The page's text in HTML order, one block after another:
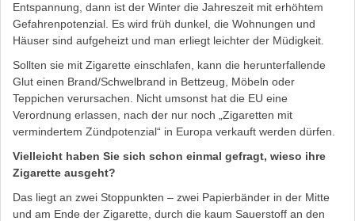
Entspannung, dann ist der Winter die Jahreszeit mit erhöhtem
Gefahrenpotenzial. Es wird früh dunkel, die Wohnungen und
Häuser sind aufgeheizt und man erliegt leichter der Müdigkeit.
Sollten sie mit Zigarette einschlafen, kann die herunterfallende
Glut einen Brand/Schwelbrand in Bettzeug, Möbeln oder
Teppichen verursachen. Nicht umsonst hat die EU eine
Verordnung erlassen, nach der nur noch „Zigaretten mit
vermindertem Zündpotenzial“ in Europa verkauft werden dürfen.
Vielleicht haben Sie sich schon einmal gefragt, wieso ihre
Zigarette ausgeht?
Das liegt an zwei Stoppunkten – zwei Papierbänder in der Mitte
und am Ende der Zigarette, durch die kaum Sauerstoff an den